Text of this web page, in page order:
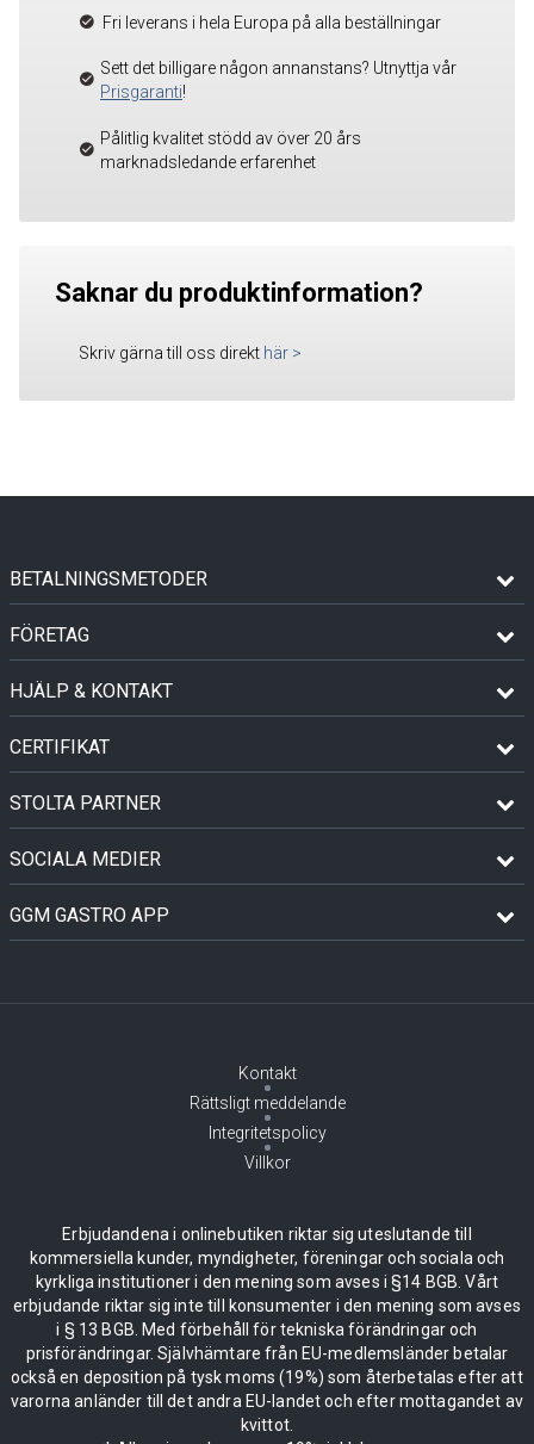
Fri leverans i hela Europa på alla beställningar
Sett det billigare någon annanstans? Utnyttja vår
Prisgaranti!
Pålitlig kvalitet stödd av över 20 års
marknadsledande erfarenhet
Saknar du produktinformation?
Skriv gärna till oss direkt här >
BETALNINGSMETODER
FÖRETAG
HJÄLP & KONTAKT
CERTIFIKAT
STOLTA PARTNER
SOCIALA MEDIER
GGM GASTRO APP
Kontakt
Rättsligt meddelande
Integritetspolicy
Villkor
Erbjudandena i onlinebutiken riktar sig uteslutande till
kommersiella kunder, myndigheter, föreningar och sociala och
kyrkliga institutioner i den mening som avses i §14 BGB. Vårt
erbjudande riktar sig inte till konsumenter i den mening som avses
i § 13 BGB. Med förbehåll för tekniska förändringar och
prisförändringar. Självhämtare från EU-medlemsländer betalar
också en deposition på tysk moms (19%) som återbetalas efter att
varorna anländer till det andra EU-landet och efter mottagandet av
kvittot.